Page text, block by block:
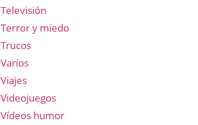
Televisión
Terror y miedo
Trucos
Varios
Viajes
Videojuegos
Vídeos humor